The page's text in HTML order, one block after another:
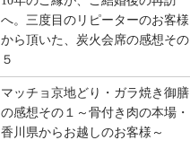
へ。三度目のリピーターのお客様
から頂いた、炭火会席の感想その
５
マッチョ京地どり・ガラ焼き御膳
の感想その１～骨付き肉の本場・
香川県からお越しのお客様～